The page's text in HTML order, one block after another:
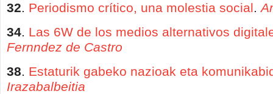
32. Periodismo crítico, una molestia social.
34. Las 6W de los medios alternativos
Fernndez de Castro
38. Estaturik gabeko nazioak eta
Irazabalbeitia